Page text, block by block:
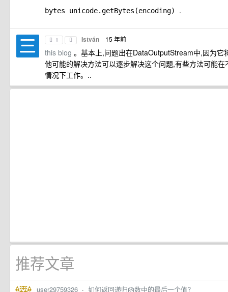
bytes unicode.getBytes(encoding) .
1 István 15 年前
this blog 。基本上,问题出在DataOutputStream中,因为它
他可能的解决方法可以逐步解决这个问题,有些方法可能
情况下工作。..
推荐文章
user29759326 · 如何返回递归函数中的最后一个值?